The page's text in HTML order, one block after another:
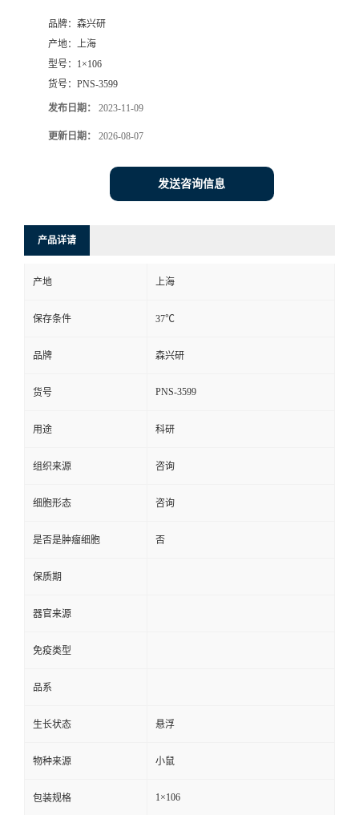
品牌： 森兴研
产地： 上海
型号： 1×106
货号： PNS-3599
发布日期： 2023-11-09
更新日期： 2026-08-07
发送咨询信息
产品详请
产地 上海
保存条件 37℃
品牌 森兴研
货号 PNS-3599
用途 科研
组织来源 咨询
细胞形态 咨询
是否是肿瘤细胞 否
保质期
器官来源
免疫类型
品系
生长状态 悬浮
物种来源 小鼠
包装规格 1×106